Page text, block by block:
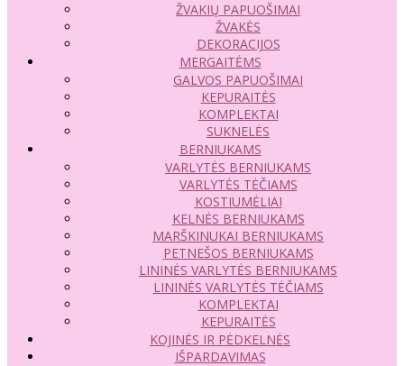
ŽVAKIŲ PAPUOŠIMAI
ŽVAKĖS
DEKORACIJOS
MERGAITĖMS
GALVOS PAPUOŠIMAI
KEPURAITĖS
KOMPLEKTAI
SUKNELĖS
BERNIUKAMS
VARLYTĖS BERNIUKAMS
VARLYTĖS TĖČIAMS
KOSTIUMĖLIAI
KELNĖS BERNIUKAMS
MARŠKINUKAI BERNIUKAMS
PETNEŠOS BERNIUKAMS
LININĖS VARLYTĖS BERNIUKAMS
LININĖS VARLYTĖS TĖČIAMS
KOMPLEKTAI
KEPURAITĖS
KOJINĖS IR PĖDKELNĖS
IŠPARDAVIMAS